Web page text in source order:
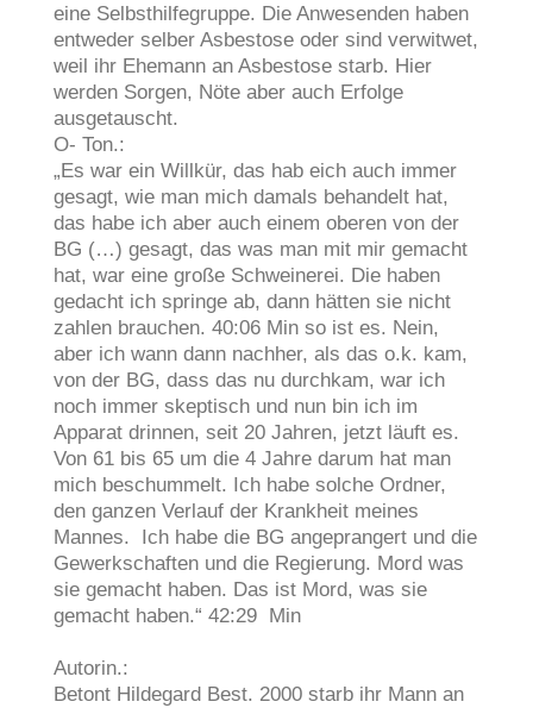
eine Selbsthilfegruppe. Die Anwesenden haben
entweder selber Asbestose oder sind verwitwet,
weil ihr Ehemann an Asbestose starb. Hier
werden Sorgen, Nöte aber auch Erfolge
ausgetauscht.
O- Ton.:
„Es war ein Willkür, das hab eich auch immer
gesagt, wie man mich damals behandelt hat,
das habe ich aber auch einem oberen von der
BG (…) gesagt, das was man mit mir gemacht
hat, war eine große Schweinerei. Die haben
gedacht ich springe ab, dann hätten sie nicht
zahlen brauchen. 40:06 Min so ist es. Nein,
aber ich wann dann nachher, als das o.k. kam,
von der BG, dass das nu durchkam, war ich
noch immer skeptisch und nun bin ich im
Apparat drinnen, seit 20 Jahren, jetzt läuft es.
Von 61 bis 65 um die 4 Jahre darum hat man
mich beschummelt. Ich habe solche Ordner,
den ganzen Verlauf der Krankheit meines
Mannes. Ich habe die BG angeprangert und die
Gewerkschaften und die Regierung. Mord was
sie gemacht haben. Das ist Mord, was sie
gemacht haben.“ 42:29 Min
Autorin.:
Betont Hildegard Best. 2000 starb ihr Mann an